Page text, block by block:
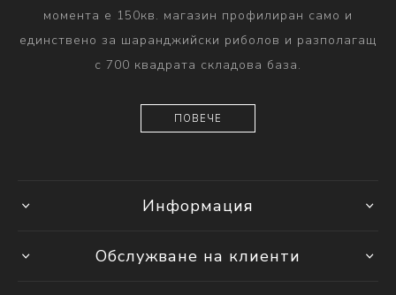
момента е 150кв. магазин профилиран само и
единствено за шаранджийски риболов и разполагащ
с 700 квадрата складова база.
ПОВЕЧЕ
Информация
Обслужване на клиенти